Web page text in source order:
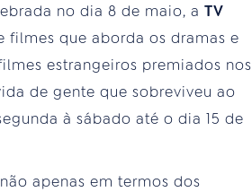
no dia 8 de maio, a TV
filmes que aborda os dramas e
estrangeiros premiados nos
de gente que sobreviveu ao
à sábado até o dia 15 de
apenas em termos dos